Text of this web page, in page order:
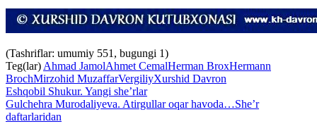
(Tashriflar: umumiy 551, bugungi 1)
Teg(lar)Ahmad JamolAhmet CemalHerman BroxHermann
BrochMirzohid MuzaffarVergiliyXurshid Davron
Eshqobil Shukur. Yangi she’rlar
Gulchehra Murodaliyeva. Atirgullar oqar havoda…She’r
daftarlaridan